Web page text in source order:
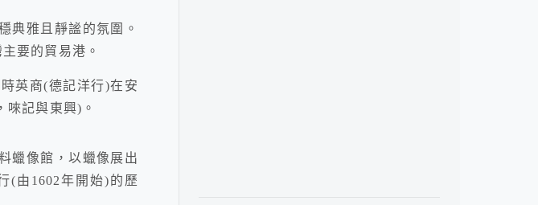
典雅且靜謐的氛圍。
要的貿易港。
英商(德記洋行)在安
唻記與東興)。
蠟像館，以蠟像展出
(由1602年開始)的歷